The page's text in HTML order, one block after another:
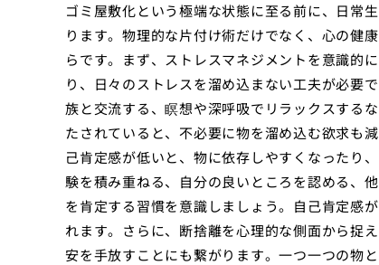
ゴミ屋敷化という極端な状態に至る前に、日常
ります。物理的な片付け術だけでなく、心の健
らです。まず、ストレスマネジメントを意識的
り、日々のストレスを溜め込まない工夫が必要
族と交流する、瞑想や深呼吸でリラックスする
たされていると、不必要に物を溜め込む欲求も
己肯定感が低いと、物に依存しやすくなったり
験を積み重ねる、自分の良いところを認める、
を肯定する習慣を意識しましょう。自己肯定感
れます。さらに、断捨離を心理的な側面から捉
安を手放すことにも繋がります。一つ一つの物